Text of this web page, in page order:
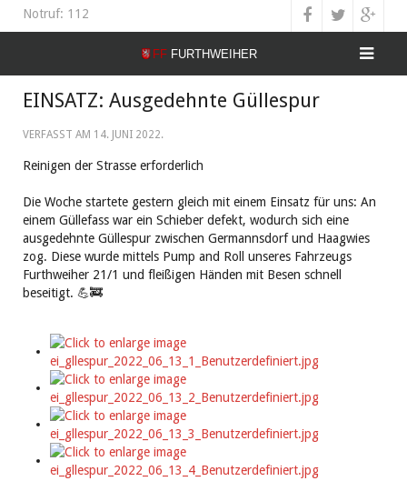
Notruf: 112
EINSATZ: Ausgedehnte Güllespur
VERFASST AM 14. JUNI 2022.
Reinigen der Strasse erforderlich
Die Woche startete gestern gleich mit einem Einsatz für uns: An
einem Güllefass war ein Schieber defekt, wodurch sich eine
ausgedehnte Güllespur zwischen Germannsdorf und Haagwies
zog. Diese wurde mittels Pump and Roll unseres Fahrzeugs
Furthweiher 21/1 und fleißigen Händen mit Besen schnell
beseitigt. 💪🚒